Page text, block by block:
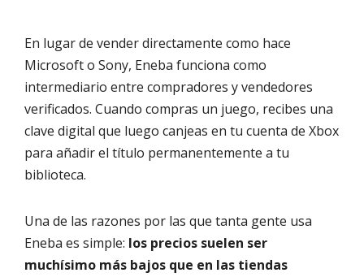
En lugar de vender directamente como hace
Microsoft o Sony, Eneba funciona como
intermediario entre compradores y vendedores
verificados. Cuando compras un juego, recibes una
clave digital que luego canjeas en tu cuenta de Xbox
para añadir el título permanentemente a tu
biblioteca.
Una de las razones por las que tanta gente usa
Eneba es simple: los precios suelen ser
muchísimo más bajos que en las tiendas